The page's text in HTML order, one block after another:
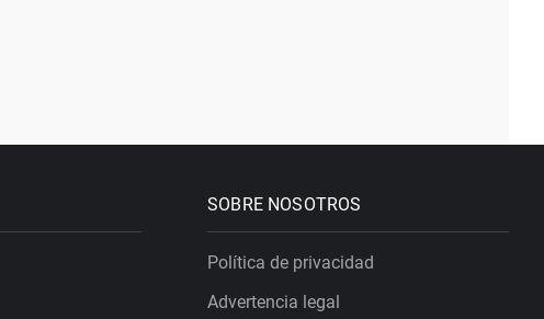
SOBRE NOSOTROS
Política de privacidad
Advertencia legal